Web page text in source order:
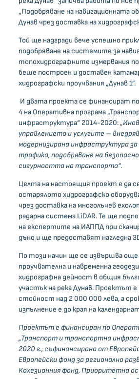
„Подобряване на навигационната
Дунав чрез доставка на
Той ще надгради вече успешно
подобряване на системите за
топохидрографните измервания
беше построен и доставен
хидрографски проучвания „Дунав 1”.
И двата проекта се финансират
4 на Оперативна програма
инфраструктура“ 2014-2020:
управлението и услугите –
модернизирана инфраструктура за
трафика, подобряване на
сигурността на транспорта“.
Целта на настоящия проект е да
остарялото хидрографско
чрез доставка на многолъчев
радарна система LiDAR. Те ще
на експертите на ИАППД при
дъно и ще предоставят нагледна
По този начин ще се извършва още
проучвателна и навременна
хидрографна дейност в общия
участък на река Дунав. Проектът
стойност над 2 000 000 лева, а
изпълнение е до края на
Проектът е финансиран по
„Транспорт и транспортна
2020 г., съфинансирана от
Европейски фонд за регионално
Кохезионния фонд, Приоритетна